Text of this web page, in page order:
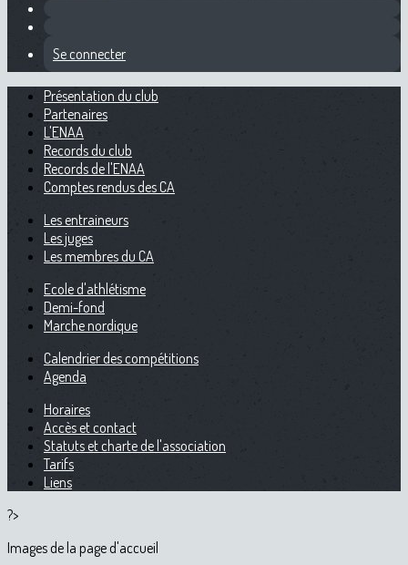
Se connecter
Présentation du club
Partenaires
L'ENAA
Records du club
Records de l'ENAA
Comptes rendus des CA
Les entraineurs
Les juges
Les membres du CA
Ecole d'athlétisme
Demi-fond
Marche nordique
Calendrier des compétitions
Agenda
Horaires
Accès et contact
Statuts et charte de l'association
Tarifs
Liens
?>
Images de la page d'accueil